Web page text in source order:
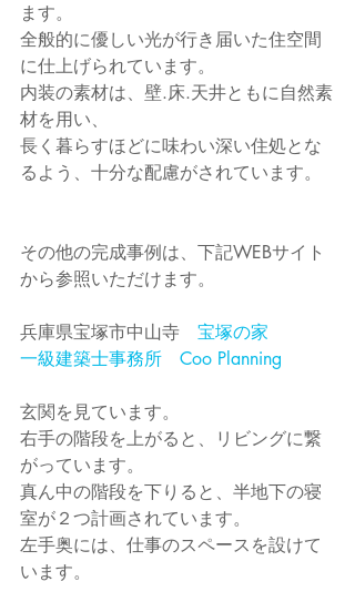
ます。
全般的に優しい光が行き届いた住空間
に仕上げられています。
内装の素材は、壁.床.天井ともに自然素
材を用い、
長く暮らすほどに味わい深い住処とな
るよう、十分な配慮がされています。
その他の完成事例は、下記WEBサイト
から参照いただけます。
兵庫県宝塚市中山寺 宝塚の家
一級建築士事務所　Coo Planning
玄関を見ています。
右手の階段を上がると、リビングに繋
がっています。
真ん中の階段を下りると、半地下の寝
室が２つ計画されています。
左手奥には、仕事のスペースを設けて
います。